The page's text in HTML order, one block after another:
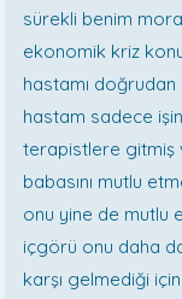
sürekli benim
ekonomik kriz
hastamı
hastam sadece
terapistlere gitmiş
babasını mutlu
onu yine de mutlu
içgörü onu daha
karşı gelmediği